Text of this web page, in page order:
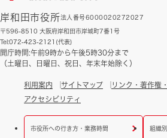
岸和田市役所法人番号6000020272027
〒596-8510 大阪府岸和田市岸城町7番1号
Tel:072-423-2121(代表)
開庁時間:午前9時から午後5時30分まで
（土曜日、日曜日、祝日、年末年始除く）
利用案内 サイトマップ リンク・著作権
アクセシビリティ
市役所への行き方・業務時間 組織